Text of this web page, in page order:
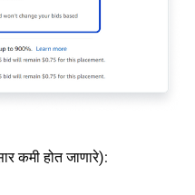
कमी होत जाणारे):